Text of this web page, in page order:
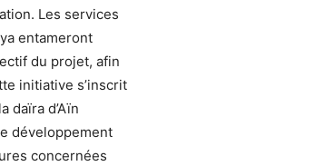
Les services
entameront
du projet, afin
initiative s’inscrit
daïra d’Aïn
développement
concernées